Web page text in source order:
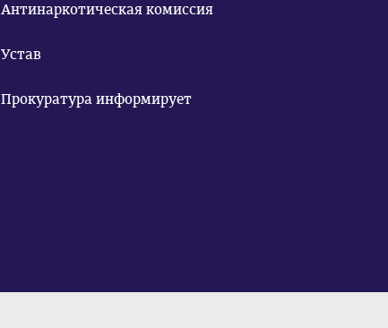
Антинаркотическая комиссия
Устав
Прокуратура информирует